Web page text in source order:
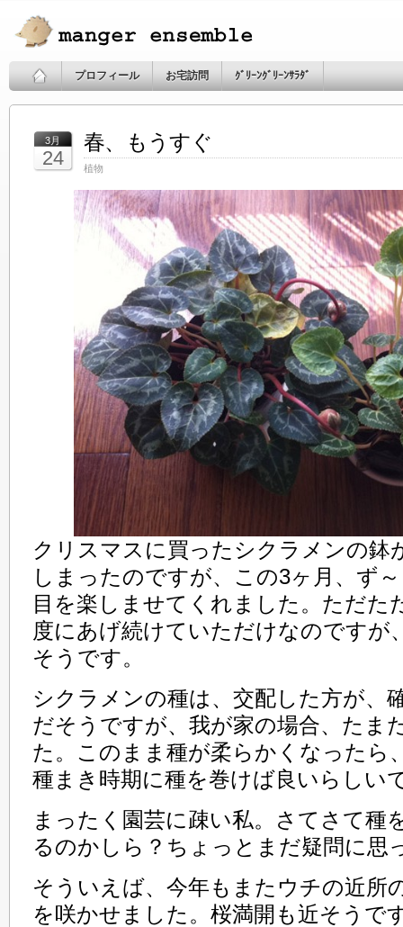
プロフィール お宅訪問 ｸﾞﾘｰﾝｸﾞﾘｰﾝｻﾗﾀﾞ
3月
24
春、もうすぐ
植物
クリスマスに買ったシクラメンの鉢
しまったのですが、この3ヶ月、ず
目を楽しませてくれました。ただた
度にあげ続けていただけなのですが
そうです。
シクラメンの種は、交配した方が、
だそうですが、我が家の場合、たま
た。このまま種が柔らかくなったら
種まき時期に種を巻けば良いらしい
まったく園芸に疎い私。さてさて種
るのかしら？ちょっとまだ疑問に思
そういえば、今年もまたウチの近所
を咲かせました。桜満開も近そうで